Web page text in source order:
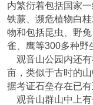
内繁衍着包括国家
铁蕨、濒危植物白
物和包括昆虫、野
雀、鹰等300多种野
观音山公园内还有
亩，类似于古时的
据考证石垒存在已有
观音山群山中上有